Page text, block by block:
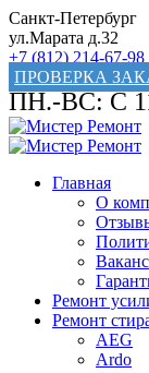
Санкт-Петербург
ул.Марата д.32
+7 (812) 214-67-98
ПРОВЕРКА
ПН.-ВС: С
Главная
О
Ремонт
Ремонт
AEG
Ardo